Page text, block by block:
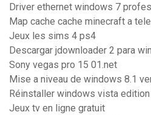
Driver ethernet windows 7
Map cache cache minecraft a
Jeux les sims 4 ps4
Descargar jdownloader 2 para
Sony vegas pro 15 01.net
Mise a niveau de windows 8.1
Réinstaller windows vista
Jeux tv en ligne gratuit